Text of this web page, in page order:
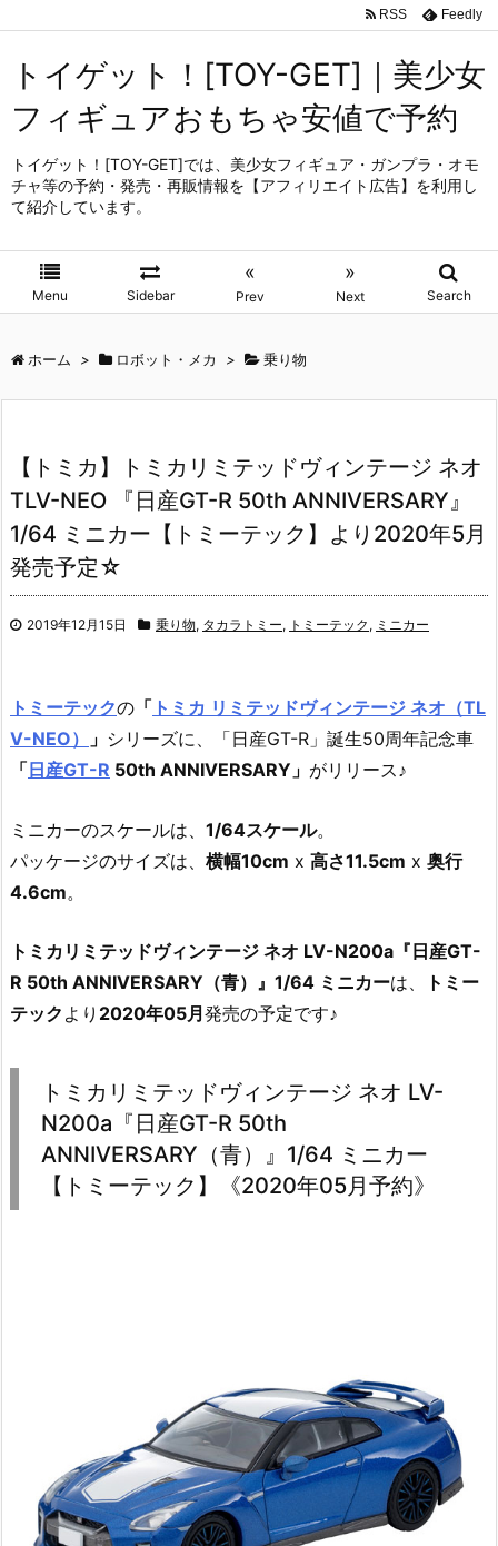
トイゲット！[TOY-GET]｜美少女
フィギュアおもちゃ安値で予約
トイゲット！[TOY-GET]では、美少女フィギュア・ガンプラ・オモ
チャ等の予約・発売・再販情報を【アフィリエイト広告】を利用し
て紹介しています。
Menu Sidebar
«
Prev
»
Next Search
RSS Feedly
ホーム > ロボット・メカ > 乗り物
【トミカ】トミカリミテッドヴィンテージ ネオ
TLV-NEO 『日産GT-R 50th ANNIVERSARY』
1/64 ミニカー【トミーテック】より2020年5月
発売予定☆
2019年12月15日 乗り物, タカラトミー, トミーテック , ミニカー
トミーテックの 「 トミカ リミテッドヴィンテージ ネオ（TL
V-NEO）
」 シリーズに、「日産GT-R」誕生50周年記念車
「 日産GT-R 50th ANNIVERSARY」 がリリース♪
ミニカーのスケールは、 1/64スケール。
パッケージのサイズは、 横幅10cm x 高さ11.5cm x 奥行
4.6cm。
トミカリミテッドヴィンテージ ネオ LV-N200a『日産GT-
R 50th ANNIVERSARY（青）』1/64 ミニカーは、
トミー
テック より 2020年05月 発売の予定です♪
トミカリミテッドヴィンテージ ネオ LV-
N200a『日産GT-R 50th
ANNIVERSARY（青）』1/64 ミニカー
【トミーテック】《2020年05月予約》